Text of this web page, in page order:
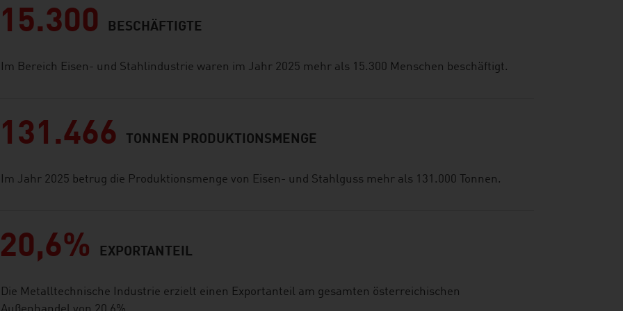
15.300 BESCHÄFTIGTE
Im Bereich Eisen- und Stahlindustrie waren im Jahr 2025 mehr als 15.300 Menschen beschäftigt.
131.466 TONNEN PRODUKTIONSMENGE
Im Jahr 2025 betrug die Produktionsmenge von Eisen- und Stahlguss mehr als 131.000 Tonnen.
20,6% EXPORTANTEIL
Die Metalltechnische Industrie erzielt einen Exportanteil am gesamten österreichischen